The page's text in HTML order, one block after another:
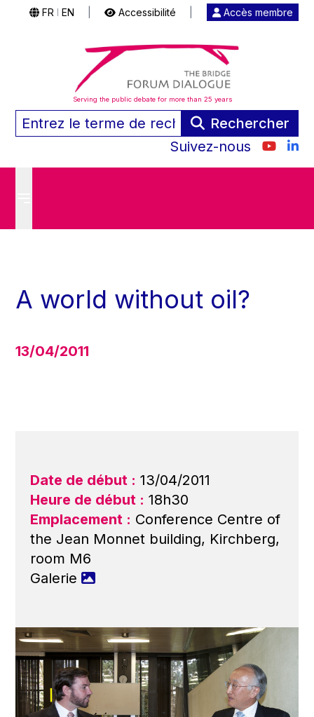
FR EN Accessibilité Accès membre
Serving the public debate for more than 25 years
Rechercher
Suivez-nous
A world without oil?
13/04/2011
Date de début : 13/04/2011
Heure de début : 18h30
Emplacement : Conference Centre of
the Jean Monnet building, Kirchberg,
room M6
Galerie